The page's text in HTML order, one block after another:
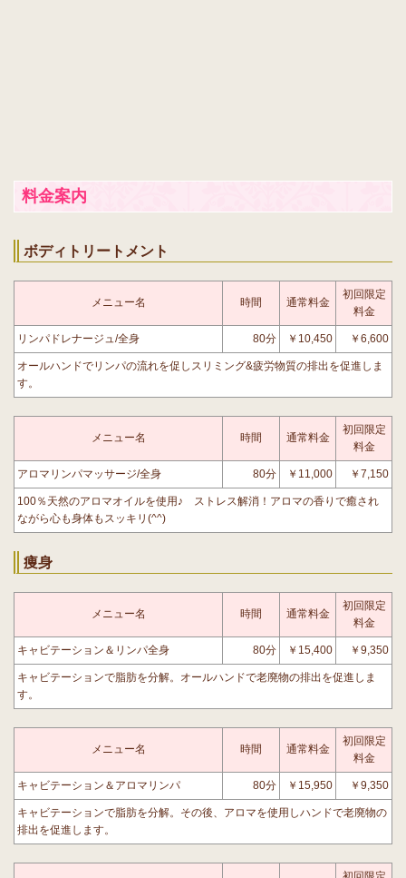
料金案内
ボディトリートメント
メニュー名 時間 通常料金
初回限定
料金
リンパドレナージュ/全身 80分 ￥10,450 ￥6,600
オールハンドでリンパの流れを促しスリミング&疲労物質の排出を促進しま
す。
メニュー名 時間 通常料金
初回限定
料金
アロマリンパマッサージ/全身 80分 ￥11,000 ￥7,150
100％天然のアロマオイルを使用♪ ストレス解消！アロマの香りで癒され
ながら心も身体もスッキリ(^^)
痩身
メニュー名 時間 通常料金
初回限定
料金
キャビテーション＆リンパ全身 80分 ￥15,400 ￥9,350
キャビテーションで脂肪を分解。オールハンドで老廃物の排出を促進しま
す。
メニュー名 時間 通常料金
初回限定
料金
キャビテーション＆アロマリンパ 80分 ￥15,950 ￥9,350
キャビテーションで脂肪を分解。その後、アロマを使用しハンドで老廃物の
排出を促進します。